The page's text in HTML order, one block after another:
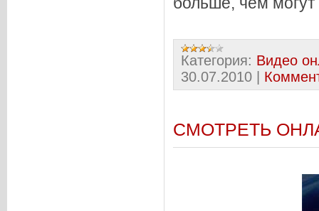
Категория: Видео
30.07.2010 |
СМОТРЕТЬ